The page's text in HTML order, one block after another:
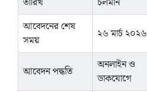
আবেদনের শেষ
সময়
২৬ মার্চ ২০২৬
আবেদন পদ্ধতি
অনলাইন ও
ডাকযোগে